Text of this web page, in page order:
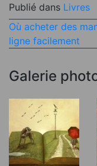
fête des mères
Publié dans Livres
de
l’article
Où acheter des
ligne facilement
Galerie